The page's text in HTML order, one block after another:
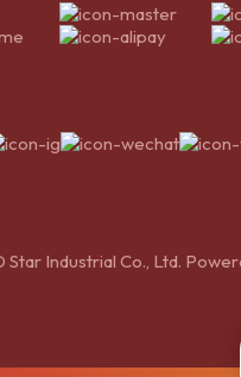
Industrial Co., Ltd.